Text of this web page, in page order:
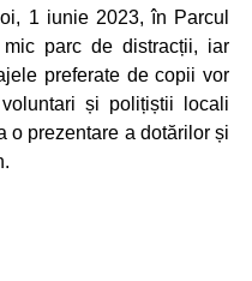
1 iunie 2023, în Parcul
parc de distracții, iar
preferate de copii vor
și polițiștii locali
o prezentare a dotărilor și